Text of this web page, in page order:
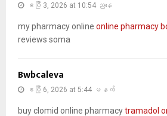
ဧပြီ 3, 2026 at 10:54 ညနေ
my pharmacy online online pharmacy
reviews soma
Bwbcaleva
ဧပြီ 6, 2026 at 5:44 မနက်
buy clomid online pharmacytramadol